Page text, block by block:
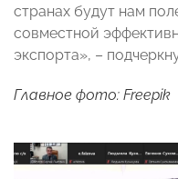
странах будут нам
совместной
экспорта», –
Главное фото: Freepik